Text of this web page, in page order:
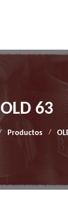
OLD 63
Productos